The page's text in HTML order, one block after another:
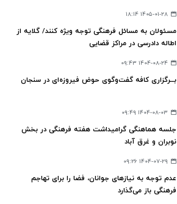
۱۴۰۵-۰۱-۲۸ ۱۸:۱۴
مسئولان به مسائل فرهنگی توجه ویژه کنند/ گلایه از
اطاله دادرسی‌ در مراکز قضایی
۱۴۰۴-۰۸-۲۴ ۰۹:۴۳
بــرگزاری کافه گفت‌وگوی حوض فیروزه‌ای در سنجان
۱۴۰۴-۰۸-۰۳ ۰۹:۴۹
جلسه هماهنگی گرامیداشت هفته فرهنگی در بخش
نوبران و غرق آباد
۱۴۰۴-۰۷-۲۹ ۰۹:۲۶
عدم توجه به نیازهای جوانان، فضا را برای تهاجم
فرهنگی باز می‌گذارد